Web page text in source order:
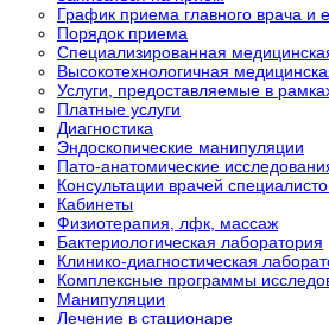
График приема главного врача и
Порядок приема
Специализированная
Высокотехнологичная
Услуги, предоставляемые в
Платные услуги
Диагностика
Эндоскопические манипуляции
Пато-анатомические
Консультации врачей
Кабинеты
Физиотерапия, лфк, массаж
Бактериологическая лаборатория
Клинико-диагностическая
Комплексные программы
Манипуляции
Лечение в стационаре